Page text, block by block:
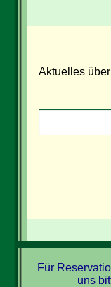
Aktuelles
Für
uns